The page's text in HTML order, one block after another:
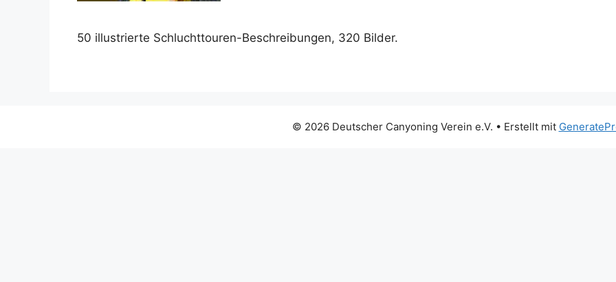
50 illustrierte Schluchttouren-Beschreibungen, 320 Bilder.
© 2026 Deutscher Canyoning Verein e.V. • Erstellt mit